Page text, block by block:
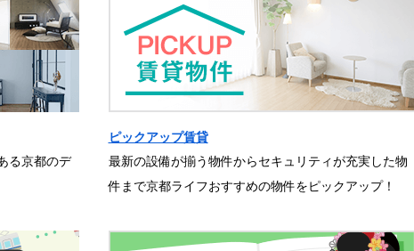
る京都のデ
ピックアップ賃貸
最新の設備が揃う物件からセキュリティが充実した物
件まで京都ライフおすすめの物件をピックアップ！